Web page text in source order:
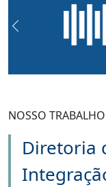
Previous
NOSSO TRABALHO
Diretoria